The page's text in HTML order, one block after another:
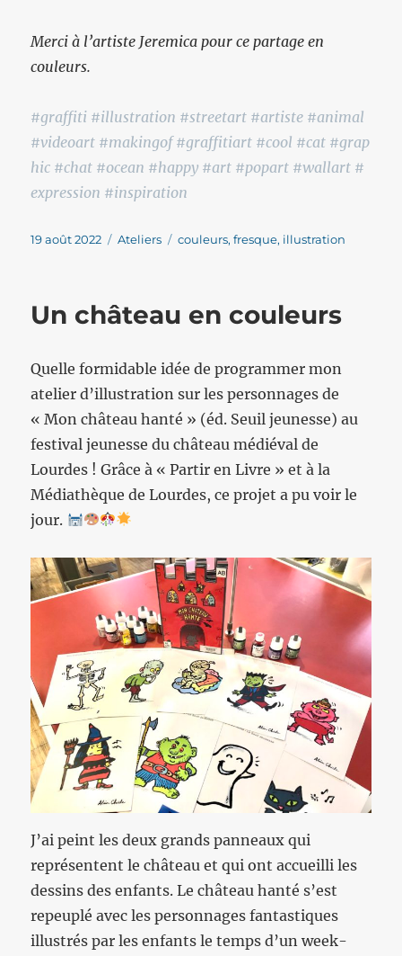
Merci à l’artiste Jeremica pour ce partage en
couleurs.
#graffiti #illustration #streetart #artiste #animal
#videoart #makingof #graffitiart #cool #cat #grap
hic #chat #ocean #happy #art #popart #wallart #
expression #inspiration
Publié
19 août 2022 Catégories
Ateliers Étiquettes
couleurs,fresque, illustration
Un château en couleurs
Quelle formidable idée de programmer mon
atelier d’illustration sur les personnages de
« Mon château hanté » (éd. Seuil jeunesse) au
festival jeunesse du château médiéval de
Lourdes ! Grâce à « Partir en Livre » et à la
Médiathèque de Lourdes, ce projet a pu voir le
jour.
J’ai peint les deux grands panneaux qui
représentent le château et qui ont accueilli les
dessins des enfants. Le château hanté s’est
repeuplé avec les personnages fantastiques
illustrés par les enfants le temps d’un week-